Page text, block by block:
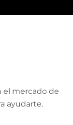
el mercado de
ayudarte.